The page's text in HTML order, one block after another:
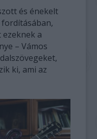
és énekelt
a
– Vámos
ki, ami az